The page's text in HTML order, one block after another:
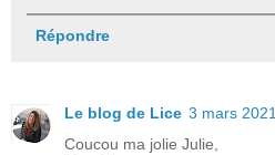
Répondre
Le blog de Lice 3 mars
Coucou ma jolie Julie,